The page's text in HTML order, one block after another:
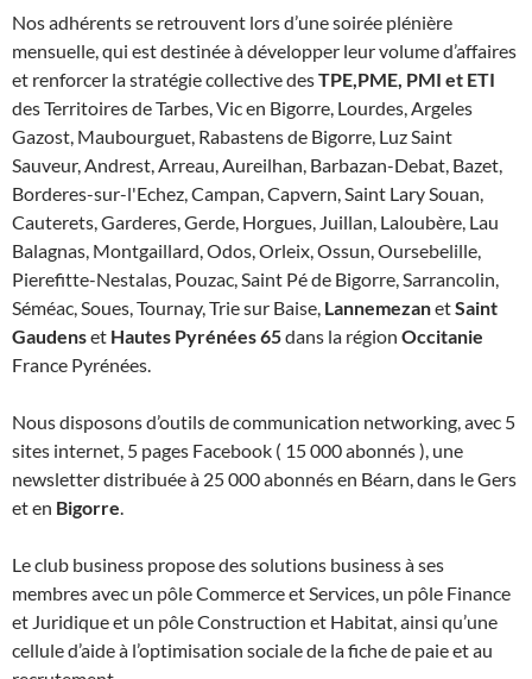
Nos adhérents se retrouvent lors d’une soirée plénière
mensuelle, qui est destinée à développer leur volume d’affaires
et renforcer la stratégie collective desTPE,PME, PMI et ETI
des Territoires de Tarbes, Vic en Bigorre, Lourdes, Argeles
Gazost, Maubourguet, Rabastens de Bigorre, Luz Saint
Sauveur, Andrest, Arreau, Aureilhan, Barbazan-Debat, Bazet,
Borderes-sur-l'Echez, Campan, Capvern, Saint Lary Souan,
Cauterets, Garderes, Gerde, Horgues, Juillan, Laloubère, Lau
Balagnas, Montgaillard, Odos, Orleix, Ossun, Oursebelille,
Pierefitte-Nestalas, Pouzac, Saint Pé de Bigorre, Sarrancolin,
Séméac, Soues, Tournay, Trie sur Baise, LannemezanetSaint
Gaudenset Hautes Pyrénées 65dans la région Occitanie
France Pyrénées.
Nous disposons d’outils de communication networking, avec 5
sites internet, 5 pages Facebook ( 15 000 abonnés ), une
newsletter distribuée à 25 000 abonnés en Béarn, dans le Gers
et en Bigorre.
Le club business propose des solutions business à ses
membres avec un pôle Commerce et Services, un pôle Finance
et Juridique et un pôle Construction et Habitat, ainsi qu’une
cellule d’aide à l’optimisation sociale de la fiche de paie et au